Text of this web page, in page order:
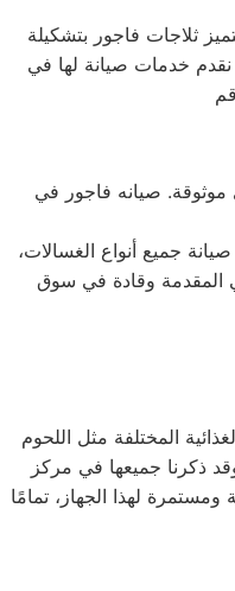
ثلاجات فاجور بتشكيلة
جميع احتياجات المستخدم . يمكنك تجميد أي شيء في الفريزر خلال 15 دقيقة فقط! نحن نقدم خدمات صيانة لها في
موثوقة. صيانه فاجور في
جميع أنواع الغسالات،
هؤلاء فحسب، إذ أصبحنا في المقدمة وقادة في سوق
المختلفة مثل اللحوم
ذكرنا جميعها في مركز
لهذا الجهاز، تمامًا